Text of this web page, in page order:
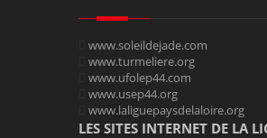
www.soleildejade.com
www.turmeliere.org
www.ufolep44.com
www.usep44.org
www.laliguepaysdelaloire.org
LES SITES INTERNET DE LA